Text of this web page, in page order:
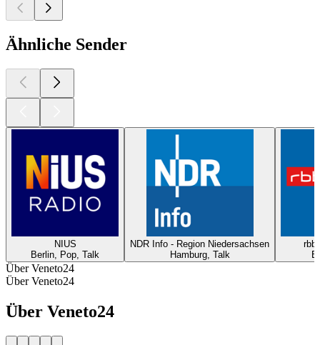
Ähnliche Sender
NIUS
Berlin, Pop, Talk
NDR Info - Region Niedersachsen
Hamburg, Talk
Über Veneto24
Über Veneto24
Über Veneto24